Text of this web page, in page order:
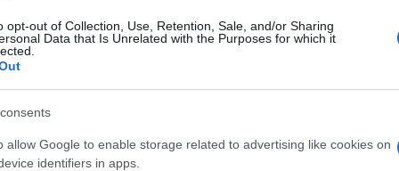
opt-out of Collection, Use, Retention, Sale, and/or Sharing
Data that Is Unrelated with the Purposes for which it
allow Google to enable storage related to advertising like cookies on
identifiers in apps.
ως προτεινόμενη
στην Google